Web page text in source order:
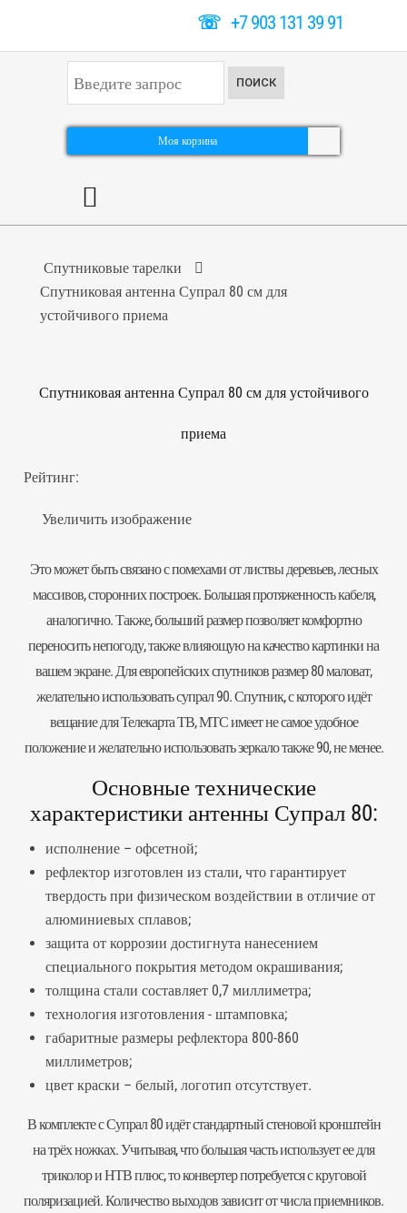
☏+7 903 131 39 91
к
а
ь
ПОИСК
Моя корзина
Спутниковые тарелки
Спутниковая антенна Супрал 80 см для
устойчивого приема
Спутниковая антенна Супрал 80 см для устойчивого
приема
Рейтинг:
Увеличить изображение
Это может быть связано с помехами от листвы деревьев, лесных
массивов, сторонних построек. Большая протяженность кабеля,
аналогично. Также, больший размер позволяет комфортно
переносить непогоду, также влияющую на качество картинки на
вашем экране. Для европейских спутников размер 80 маловат,
желательно использоватьсупрал 90. Спутник, с которого идёт
вещание для Телекарта ТВ, МТС имеет не самое удобное
положение и желательно использовать зеркало также 90, не менее.
Основные технические
характеристики антенны Супрал 80:
исполнение – офсетной;
рефлектор изготовлен из стали, что гарантирует
твердость при физическом воздействии в отличие от
алюминиевых сплавов;
защита от коррозии достигнута нанесением
специального покрытия методом окрашивания;
толщина стали составляет 0,7 миллиметра;
технология изготовления - штамповка;
габаритные размеры рефлектора 800-860
миллиметров;
цвет краски – белый, логотип отсутствует.
В комплекте с Супрал 80 идёт стандартный стеновой кронштейн
на трёх ножках. Учитывая, что большая часть использует ее для
триколор и НТВ плюс, то конвертер потребуется с круговой
поляризацией. Количество выходов зависит от числа приемников.